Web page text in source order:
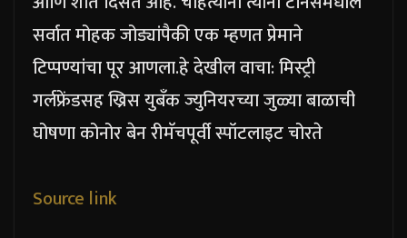
सर्वात मोहक जोड्यांपैकी एक म्हणत प्रेमाने
टिप्पण्यांचा पूर आणला.हे देखील वाचा: मिस्ट्री
गर्लफ्रेंडसह ख्रिस युबँक ज्युनियरच्या जुळ्या बाळाची
घोषणा कोनोर बेन रीमॅचपूर्वी स्पॉटलाइट चोरते
Source link